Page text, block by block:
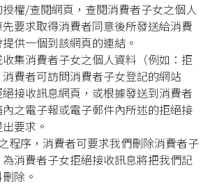
權/查閱網頁，查閱消費者子女之個人
要求取得消費者同意後所發送給消費
供一個到該網頁的連結。
集消費者子女之個人資料（例如：拒
費者可訪問消費者子女登記的網站
接收訊息網頁，或根據發送到消費者
之電子報或電子郵件內所述的拒絕接
要求。
程序，消費者可要求我們刪除消費者子
消費者子女拒絕接收訊息將把我們記
除。